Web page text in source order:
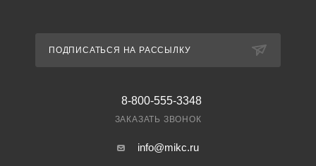
ПОДПИСАТЬСЯ НА РАССЫЛКУ
8-800-555-3348
ЗАКАЗАТЬ ЗВОНОК
info@mikc.ru